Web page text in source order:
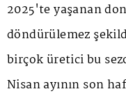
2025'te yaşanan
döndürülemez
birçok üretici bu
Nisan ayının son